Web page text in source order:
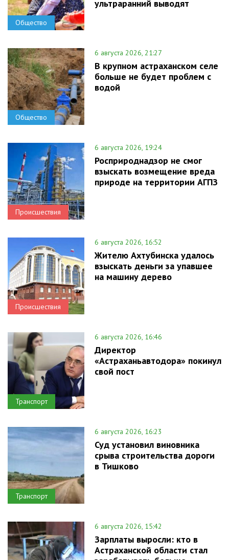
Общество
ультраранний выводят
Общество
6 августа 2026, 21:27
В крупном астраханском селе
больше не будет проблем с
водой
Происшествия
6 августа 2026, 19:24
Росприроднадзор не смог
взыскать возмещение вреда
природе на территории АГПЗ
Происшествия
6 августа 2026, 16:52
Жителю Ахтубинска удалось
взыскать деньги за упавшее
на машину дерево
Транспорт
6 августа 2026, 16:46
Директор
«Астраханьавтодора» покинул
свой пост
Транспорт
6 августа 2026, 16:23
Суд установил виновника
срыва строительства дороги
в Тишково
6 августа 2026, 15:42
Зарплаты выросли: кто в
Астраханской области стал